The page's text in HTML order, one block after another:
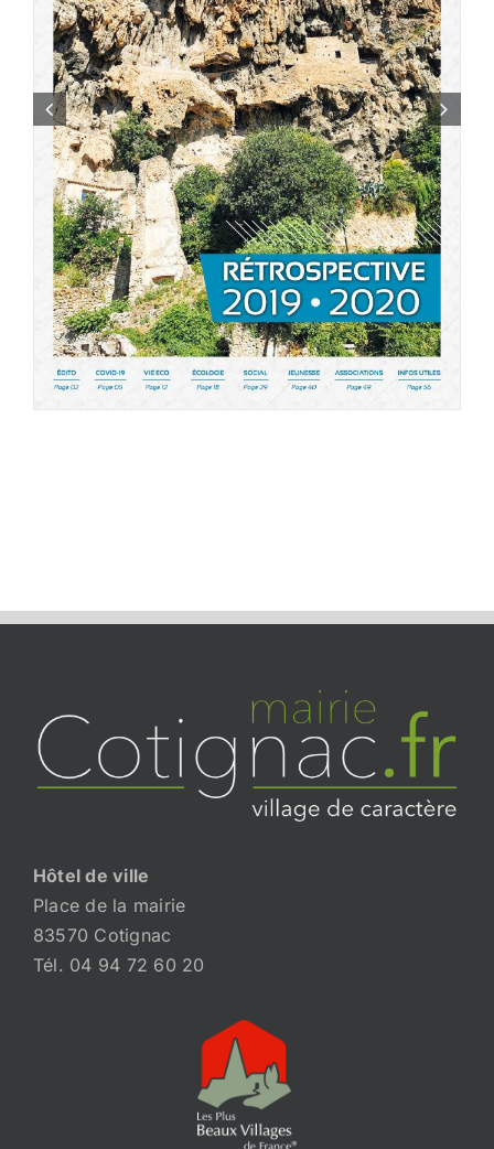
Hôtel de ville
Place de la mairie
83570 Cotignac
Tél. 04 94 72 60 20